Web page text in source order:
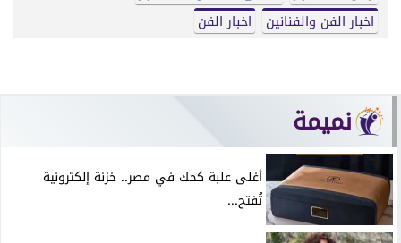
اخبار الفن والفنانين
اخبار الفن
نميمة
أغلى علبة كحك في مصر.. خزنة إلكترونية
تُفتح...